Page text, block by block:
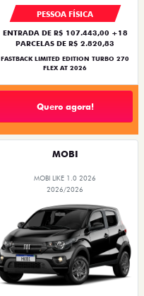
PESSOA FÍSICA
ENTRADA DE R$ 107.443,00 +18
PARCELAS DE R$ 2.820,83
FASTBACK LIMITED EDITION TURBO 270
FLEX AT 2026
Quero agora!
MOBI
MOBI LIKE 1.0 2026
2026/2026